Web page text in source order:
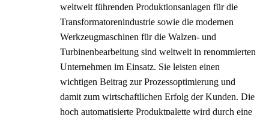
weltweit führenden Produktionsanlagen für die
Transformatorenindustrie sowie die modernen
Werkzeugmaschinen für die Walzen- und
Turbinenbearbeitung sind weltweit in renommierten
Unternehmen im Einsatz. Sie leisten einen
wichtigen Beitrag zur Prozessoptimierung und
damit zum wirtschaftlichen Erfolg der Kunden. Die
hoch automatisierte Produktpalette wird durch eine